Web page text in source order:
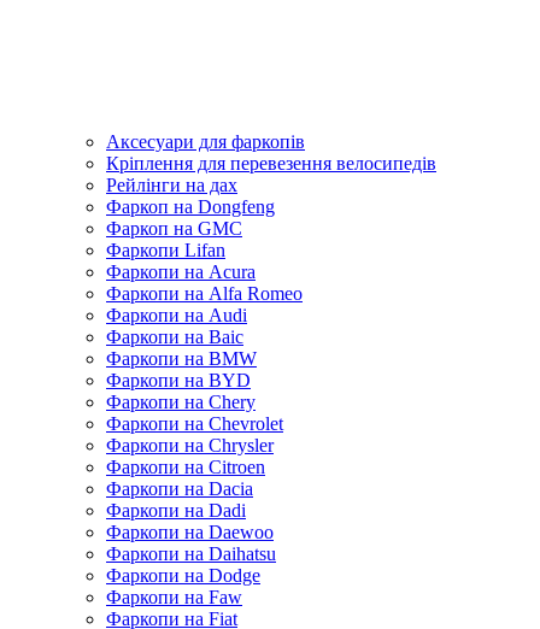
Аксесуари для фаркопів
Кріплення для перевезення велосипедів
Рейлінги на дах
Фаркоп на Dongfeng
Фаркоп на GMC
Фаркопи Lifan
Фаркопи на Acura
Фаркопи на Alfa Romeo
Фаркопи на Audi
Фаркопи на Baic
Фаркопи на BMW
Фаркопи на BYD
Фаркопи на Chery
Фаркопи на Chevrolet
Фаркопи на Chrysler
Фаркопи на Citroen
Фаркопи на Dacia
Фаркопи на Dadi
Фаркопи на Daewoo
Фаркопи на Daihatsu
Фаркопи на Dodge
Фаркопи на Faw
Фаркопи на Fiat